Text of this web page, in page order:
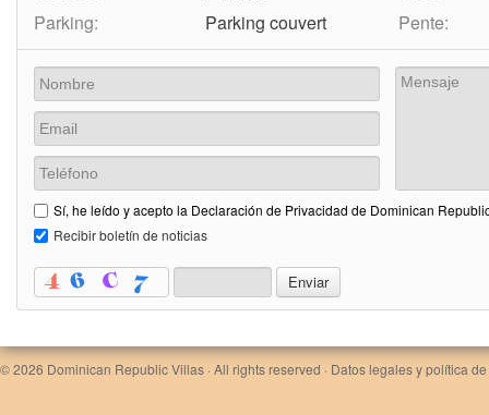
Parking:
Parking couvert Pente:
Sí, he leído y acepto la Declaración de Privacidad de Dominican
Recibir boletín de noticias
© 2026 Dominican Republic Villas · All rights reserved · Datos legales y política